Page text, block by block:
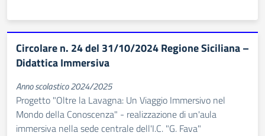
Circolare n. 24 del 31/10/2024 Regione Siciliana –
Didattica Immersiva
Anno scolastico 2024/2025
Progetto "Oltre la Lavagna: Un Viaggio Immersivo nel
Mondo della Conoscenza" - realizzazione di un'aula
immersiva nella sede centrale dell'I.C. "G. Fava"